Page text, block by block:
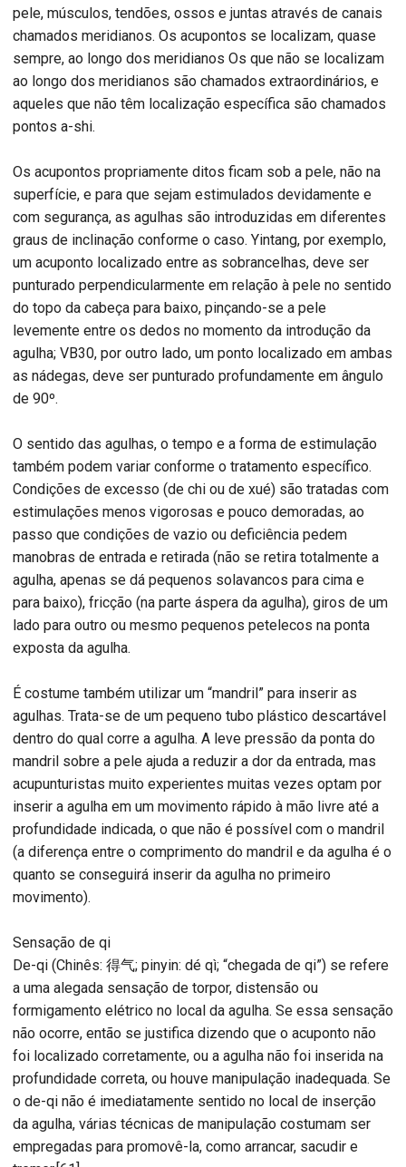
pele, músculos, tendões, ossos e juntas através de canais
chamados meridianos. Os acupontos se localizam, quase
sempre, ao longo dos meridianos Os que não se localizam
ao longo dos meridianos são chamados extraordinários, e
aqueles que não têm localização específica são chamados
pontos a-shi.
Os acupontos propriamente ditos ficam sob a pele, não na
superfície, e para que sejam estimulados devidamente e
com segurança, as agulhas são introduzidas em diferentes
graus de inclinação conforme o caso. Yintang, por exemplo,
um acuponto localizado entre as sobrancelhas, deve ser
punturado perpendicularmente em relação à pele no sentido
do topo da cabeça para baixo, pinçando-se a pele
levemente entre os dedos no momento da introdução da
agulha; VB30, por outro lado, um ponto localizado em ambas
as nádegas, deve ser punturado profundamente em ângulo
de 90º.
O sentido das agulhas, o tempo e a forma de estimulação
também podem variar conforme o tratamento específico.
Condições de excesso (de chi ou de xué) são tratadas com
estimulações menos vigorosas e pouco demoradas, ao
passo que condições de vazio ou deficiência pedem
manobras de entrada e retirada (não se retira totalmente a
agulha, apenas se dá pequenos solavancos para cima e
para baixo), fricção (na parte áspera da agulha), giros de um
lado para outro ou mesmo pequenos petelecos na ponta
exposta da agulha.
É costume também utilizar um “mandril” para inserir as
agulhas. Trata-se de um pequeno tubo plástico descartável
dentro do qual corre a agulha. A leve pressão da ponta do
mandril sobre a pele ajuda a reduzir a dor da entrada, mas
acupunturistas muito experientes muitas vezes optam por
inserir a agulha em um movimento rápido à mão livre até a
profundidade indicada, o que não é possível com o mandril
(a diferença entre o comprimento do mandril e da agulha é o
quanto se conseguirá inserir da agulha no primeiro
movimento).
Sensação de qi
De-qi (Chinês: 得气; pinyin: dé qì; “chegada de qi”) se refere
a uma alegada sensação de torpor, distensão ou
formigamento elétrico no local da agulha. Se essa sensação
não ocorre, então se justifica dizendo que o acuponto não
foi localizado corretamente, ou a agulha não foi inserida na
profundidade correta, ou houve manipulação inadequada. Se
o de-qi não é imediatamente sentido no local de inserção
da agulha, várias técnicas de manipulação costumam ser
empregadas para promovê-la, como arrancar, sacudir e